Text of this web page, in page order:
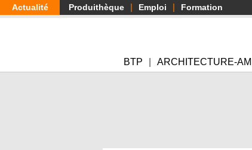
Aller
au
Actualité Produithèque Emploi Formation
BTP ARCHITECTURE-